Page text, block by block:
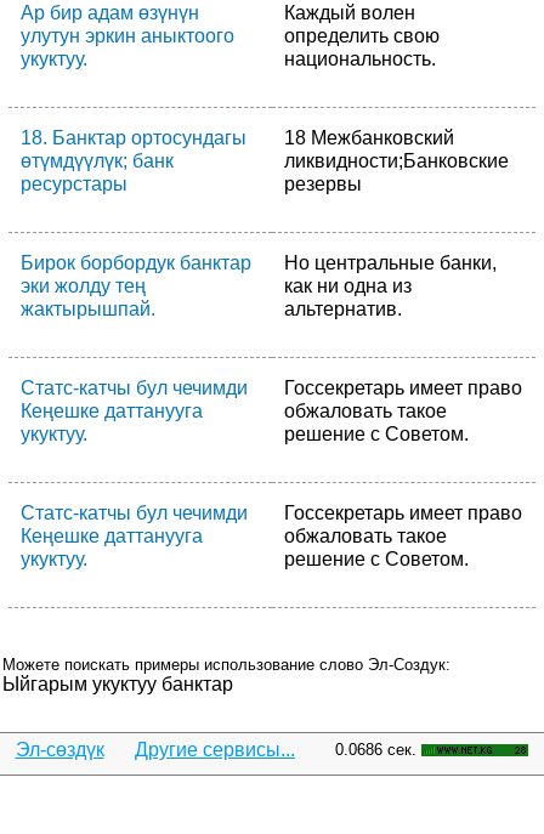
Ар бир адам өзүнүн
улутун эркин аныктоого
укуктуу.
Каждый волен
определить свою
национальность.
18. Банктар ортосундагы
өтүмдүүлүк; банк
ресурстары
18 Межбанковский
ликвидности;Банковские
резервы
Бирок борбордук банктар
эки жолду тең
жактырышпай.
Но центральные банки,
как ни одна из
альтернатив.
Статс-катчы бул чечимди
Кеңешке даттанууга
укуктуу.
Госсекретарь имеет право
обжаловать такое
решение с Советом.
Статс-катчы бул чечимди
Кеңешке даттанууга
укуктуу.
Госсекретарь имеет право
обжаловать такое
решение с Советом.
Можете поискать примеры использование слово Эл-Создук:
Ыйгарым укуктуу банктар
Эл-сөздүк Другие сервисы... 0.0686 сек.